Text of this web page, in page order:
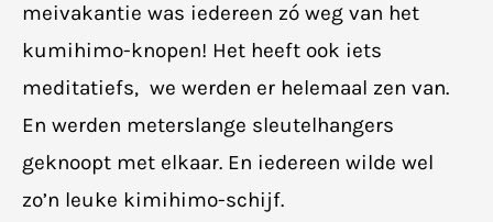
meivakantie was iedereen zó weg van het
kumihimo-knopen! Het heeft ook iets
meditatiefs, we werden er helemaal zen van.
En werden meterslange sleutelhangers
geknoopt met elkaar. En iedereen wilde wel
zo’n leuke kimihimo-schijf.